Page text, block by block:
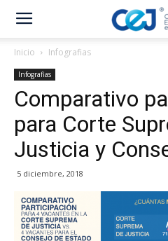
Inicio Infografias
Infografias
Comparativo
para Corte
Justicia y
5 diciembre, 2018